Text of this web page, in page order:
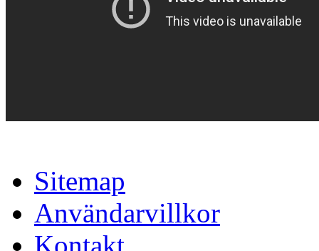
Sitemap
Användarvillkor
Kontakt